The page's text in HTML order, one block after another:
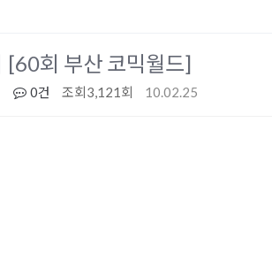
[60회 부산 코믹월드]
0건 조회3,121회 10.02.25